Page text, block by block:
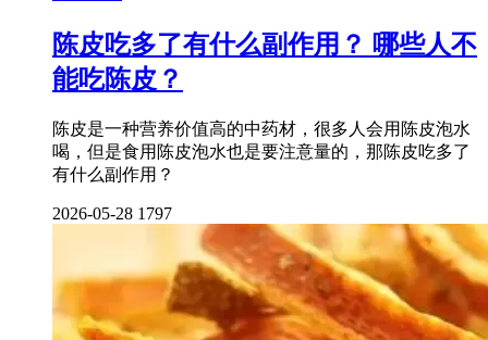
陈皮吃多了有什么副作用？ 哪些人不
能吃陈皮？
陈皮是一种营养价值高的中药材，很多人会用陈皮泡水
喝，但是食用陈皮泡水也是要注意量的，那陈皮吃多了
有什么副作用？
2026-05-28 1797